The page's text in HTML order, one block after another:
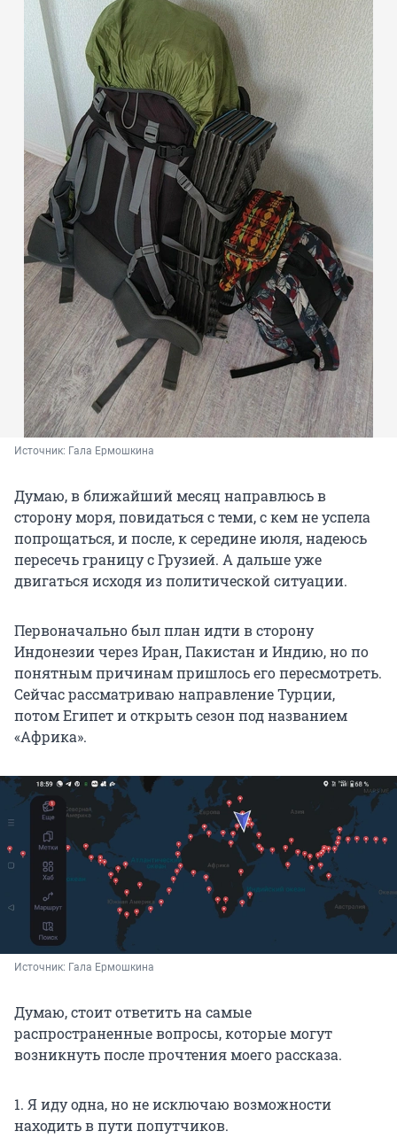
Источник: Гала Ермошкина
Думаю, в ближайший месяц направлюсь в
сторону моря, повидаться с теми, с кем не успела
попрощаться, и после, к середине июля, надеюсь
пересечь границу с Грузией. А дальше уже
двигаться исходя из политической ситуации.
Первоначально был план идти в сторону
Индонезии через Иран, Пакистан и Индию, но по
понятным причинам пришлось его пересмотреть.
Сейчас рассматриваю направление Турции,
потом Египет и открыть сезон под названием
«Африка».
Источник: Гала Ермошкина
Думаю, стоит ответить на самые
распространенные вопросы, которые могут
возникнуть после прочтения моего рассказа.
1. Я иду одна, но не исключаю возможности
находить в пути попутчиков.